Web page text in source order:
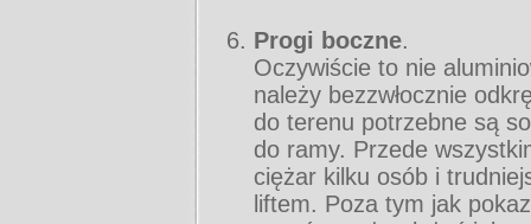
Progi boczne.
Oczywiście to nie
należy bezzwłocznie
do terenu potrzebne są
do ramy. Przede
ciężar kilku osób i
liftem. Poza tym jak